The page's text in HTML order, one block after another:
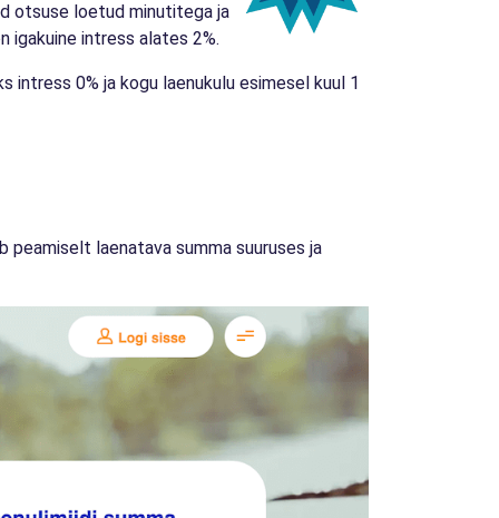
otsuse loetud minutitega ja
igakuine intress alates 2%.
intress 0% ja kogu laenukulu esimesel kuul 1
peamiselt laenatava summa suuruses ja